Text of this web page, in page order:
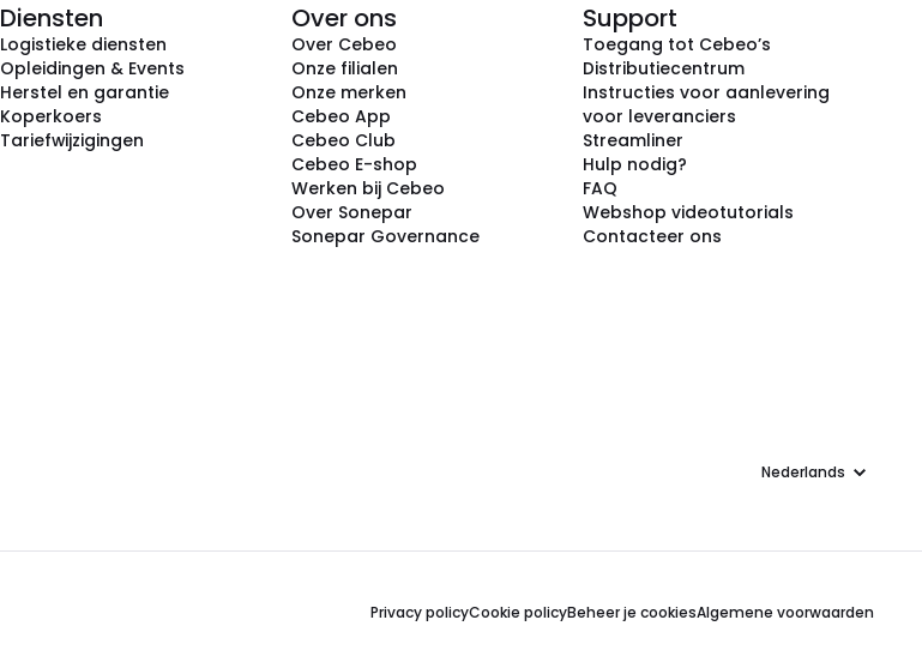
Diensten
Logistieke diensten
Opleidingen & Events
Herstel en garantie
Koperkoers
Tariefwijzigingen
Over ons
Over Cebeo
Onze filialen
Onze merken
Cebeo App
Cebeo Club
Cebeo E-shop
Werken bij Cebeo
Over Sonepar
Sonepar Governance
Support
Toegang tot Cebeo’s
Distributiecentrum
Instructies voor aanlevering
voor leveranciers
Streamliner
Hulp nodig?
FAQ
Webshop videotutorials
Contacteer ons
Taal
Privacy policyCookie policyBeheer je cookiesAlgemene voorwaarden